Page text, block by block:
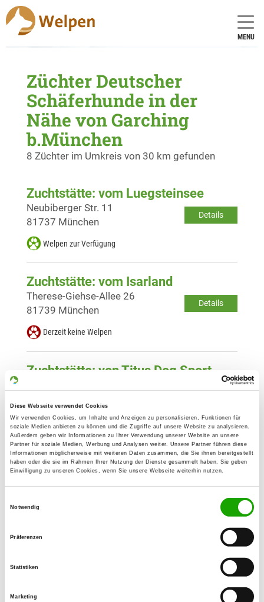
Diese Webseite verwendet Cookies
Wir verwenden Cookies, um Inhalte und Anzeigen zu personalisieren, Funktionen für
soziale Medien anbieten zu können und die Zugriffe auf unsere Website zu analysieren.
Außerdem geben wir Informationen zu Ihrer Verwendung unserer Website an unsere
Partner für soziale Medien, Werbung und Analysen weiter. Unsere Partner führen diese
Informationen möglicherweise mit weiteren Daten zusammen, die Sie ihnen bereitgestellt
haben oder die sie im Rahmen Ihrer Nutzung der Dienste gesammelt haben. Sie geben
Einwilligung zu unseren Cookies, wenn Sie unsere Webseite weiterhin nutzen.
Notwendig
Präferenzen
Statistiken
Marketing
MENU
Züchter Deutscher
Schäferhunde in der
Nähe von Garching
b.München
8 Züchter im Umkreis von 30 km gefunden
Zuchtstätte: vom Luegsteinsee
Details
Neubiberger Str. 11
81737 München
Welpen zur Verfügung
Zuchtstätte: vom Isarland
Details
Therese-Giehse-Allee 26
81739 München
Derzeit keine Welpen
Zuchtstätte: von Titus Dog Sport
Details
Derzeit keine Welpen
Zuchtstätte: von der Rosenau
Rosenau 4
85465 Langenpreising
Details
Göppertshausen 3 a